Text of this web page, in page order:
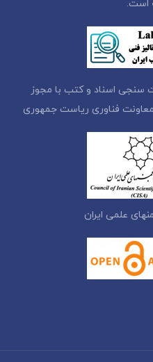
است.
اسناد و کتب با مجوز
فناوری ریاست جمهوری
علمی ایران